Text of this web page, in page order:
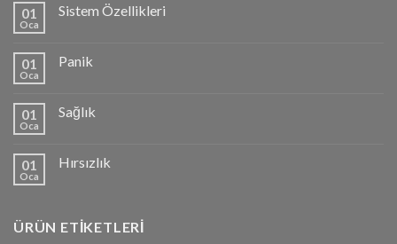
01
Oca
Sistem Özellikleri
01
Oca
Panik
01
Oca
Sağlık
01
Oca
Hırsızlık
ÜRÜN ETIKETLERI